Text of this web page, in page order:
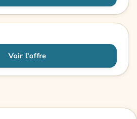
Voir l'offre